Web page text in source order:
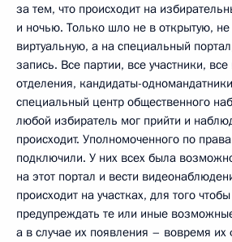
за тем, что происходит на
и ночью. Только шло не в открытую, не
виртуальную, а на специальный
запись. Все партии, все участники,
отделения, кандидаты-
специальный центр общественного
любой избиратель мог прийти и
происходит. Уполномоченного по
подключили. У них всех была
на этот портал и вести
происходит на участках, для того
предупреждать те или иные
а в случае их появления – вовремя их